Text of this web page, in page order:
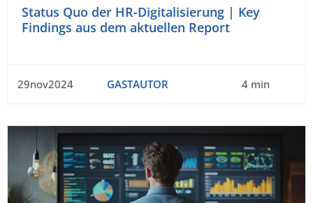
Status Quo der HR-Digitalisierung | Key
Findings aus dem aktuellen Report
29nov2024 GASTAUTOR 4 min